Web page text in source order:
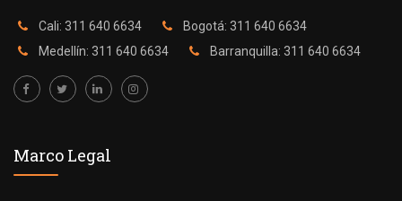
Cali: 311 640 6634
Bogotá: 311 640 6634
Medellín: 311 640 6634
Barranquilla: 311 640 6634
Marco Legal